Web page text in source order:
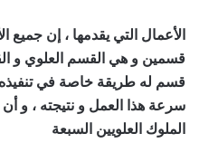
الأعمال التي يقدمها ، إن جميع
قسمين و هي القسم العلوي و
قسم له طريقة خاصة في
سرعة هذا العمل و نتيجته ، و
الملوك العلويين السبعة